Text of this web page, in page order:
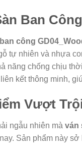
Ban
công
tự nhiên và nhựa
năng chống chịu
kết thông minh,
Vượt
ngẫu nhiên mà ván
Sản phẩm này